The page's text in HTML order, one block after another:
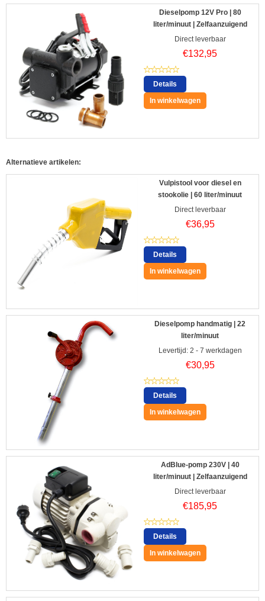
Dieselpomp 12V Pro | 80
liter/minuut | Zelfaanzuigend
Direct leverbaar
€132,95
Details
In winkelwagen
Alternatieve artikelen:
Vulpistool voor diesel en
stookolie | 60 liter/minuut
Direct leverbaar
€36,95
Details
In winkelwagen
Dieselpomp handmatig | 22
liter/minuut
Levertijd: 2 - 7 werkdagen
€30,95
Details
In winkelwagen
AdBlue-pomp 230V | 40
liter/minuut | Zelfaanzuigend
Direct leverbaar
€185,95
Details
In winkelwagen